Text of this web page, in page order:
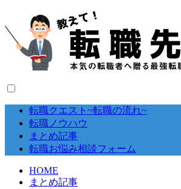
転職クエスト~転職の流れ~
転職ノウハウ
まとめ記事
転職お悩み相談フォーム
HOME
まとめ記事